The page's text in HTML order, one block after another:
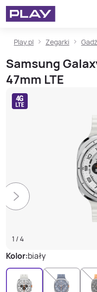
Play.pl Zegarki
Samsung
47mm LTE
1 /4
Kolor:biały